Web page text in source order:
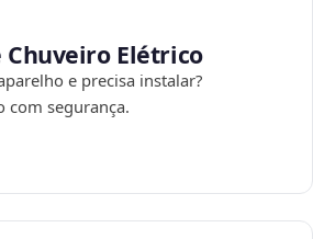
Elétrico
e precisa instalar?
com segurança.